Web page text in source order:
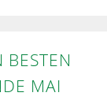
MAI